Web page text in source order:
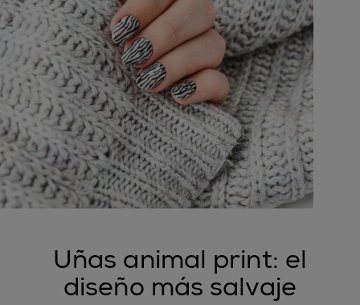
Uñas animal print: el
diseño más salvaje